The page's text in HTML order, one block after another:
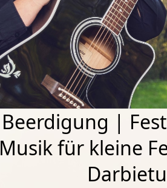
Beerdigung | Fest
Musik für kleine